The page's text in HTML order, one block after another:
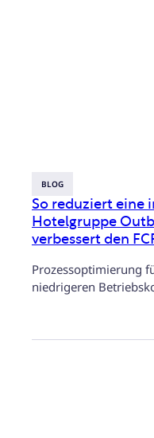
BLOG
So reduziert eine
Hotelgruppe
verbessert den
Prozessoptimierung
niedrigeren